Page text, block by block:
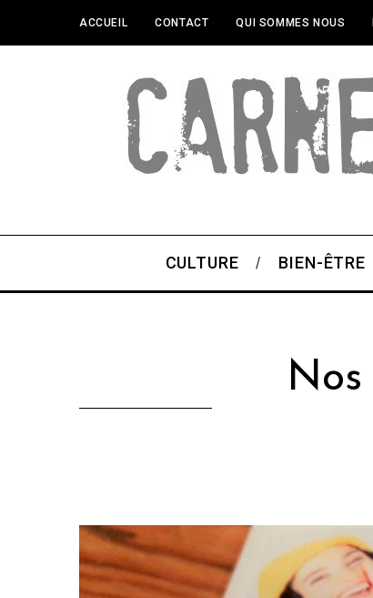
ACCUEIL CONTACT QUI SOMMES NOUS
CULTURE BIEN-ÊTRE